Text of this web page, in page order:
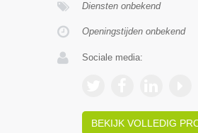
Diensten onbekend
Openingstijden onbekend
Sociale media:
BEKIJK VOLLEDIG